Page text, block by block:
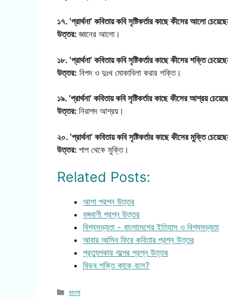
১৭. ‘প্রার্থনা’ কবিতায় কবি সৃষ্টিকর্তার কাছে কীসের আলো
উত্তর:জ্ঞানের আলো।
১৮. ‘প্রার্থনা’ কবিতায় কবি সৃষ্টিকর্তার কাছে কীসের শক্তি
উত্তর: বিপদ ও দুঃখ মোকাবিলা করার শক্তি।
১৯. ‘প্রার্থনা’ কবিতায় কবি সৃষ্টিকর্তার কাছে কীসের আশ্রয়
উত্তর: নিরাপদ আশ্রয়।
২০. ‘প্রার্থনা’ কবিতায় কবি সৃষ্টিকর্তার কাছে কীসের মুক্তি
উত্তর: পাপ থেকে মুক্তি।
Related Posts:
আশা প্রশ্ন উত্তর
বঙ্গবাণী প্রশ্ন উত্তর
বিশ্বসভ্যতা - বাংলাদেশের ইতিহাস ও বিশ্বসভ্যতা
আবার আসিব ফিরে কবিতার প্রশ্ন উত্তর
প্রত্যুপকার গল্পের প্রশ্ন উত্তর
বিভব শক্তি কাকে বলে?
Categories
বাংলা